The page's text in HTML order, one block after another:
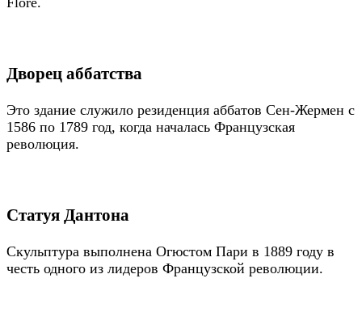
Дворец аббатства
Это здание служило резиденция аббатов Сен-Жермен с
1586 по 1789 год, когда началась Французская
революция.
Статуя Дантона
Скульптура выполнена Огюстом Пари в 1889 году в
честь одного из лидеров Французской революции.